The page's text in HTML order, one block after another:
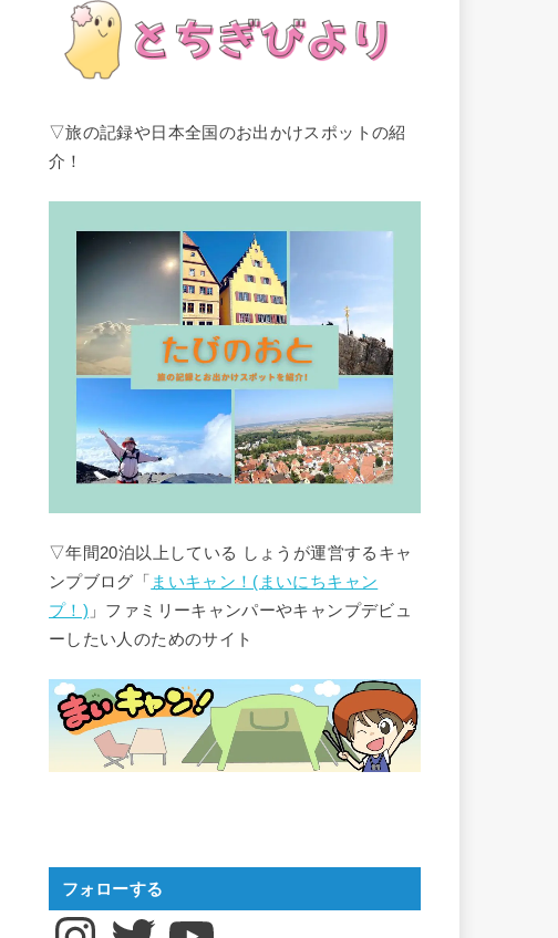
▽旅の記録や日本全国のお出かけスポットの紹
介！
▽年間20泊以上している しょうが運営するキャ
ンプブログ「 まいキャン！(まいにちキャン
プ！) 」ファミリーキャンパーやキャンプデビュ
ーしたい人のためのサイト
フォローする
InstagramTwitter YouTube